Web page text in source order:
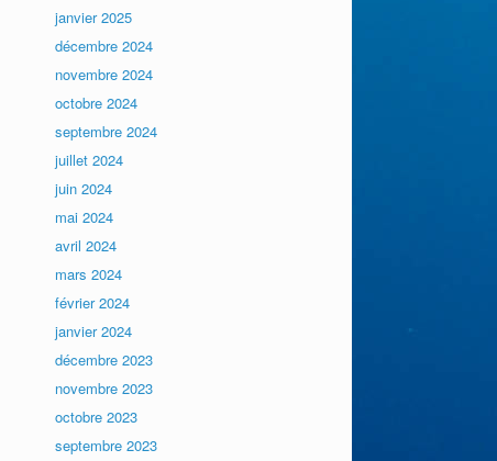
janvier 2025
décembre 2024
novembre 2024
octobre 2024
septembre 2024
juillet 2024
juin 2024
mai 2024
avril 2024
mars 2024
février 2024
janvier 2024
décembre 2023
novembre 2023
octobre 2023
septembre 2023